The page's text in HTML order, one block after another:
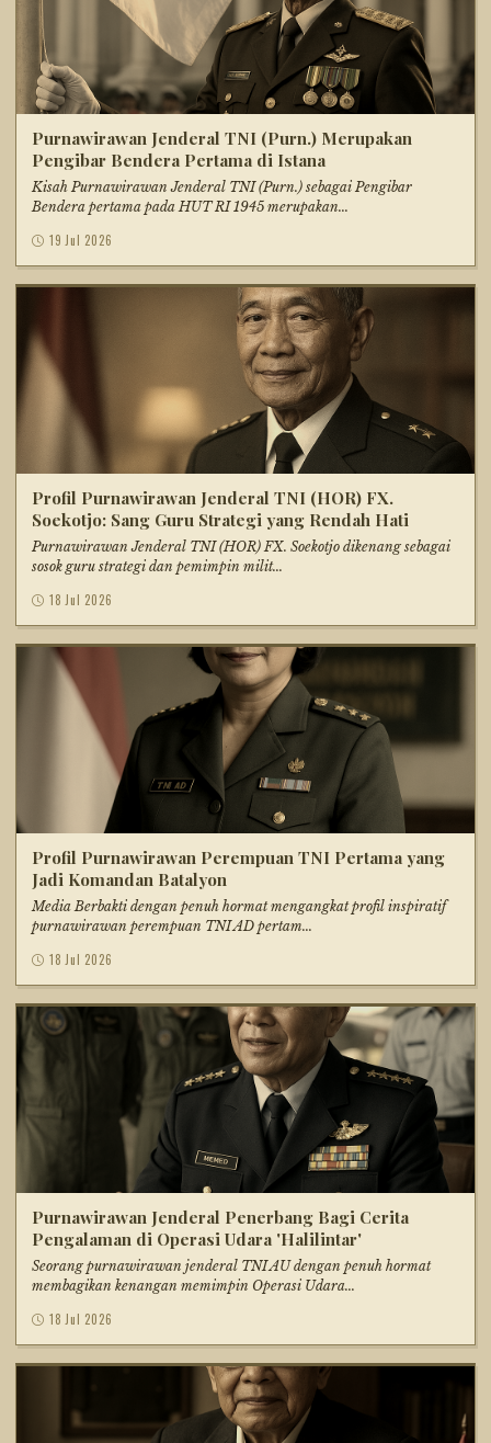
Purnawirawan Jenderal TNI (Purn.) Merupakan
Pengibar Bendera Pertama di Istana
Kisah Purnawirawan Jenderal TNI (Purn.) sebagai Pengibar
Bendera pertama pada HUT RI 1945 merupakan...
19 Jul 2026
Profil Purnawirawan Jenderal TNI (HOR) FX.
Soekotjo: Sang Guru Strategi yang Rendah Hati
Purnawirawan Jenderal TNI (HOR) FX. Soekotjo dikenang sebagai
sosok guru strategi dan pemimpin milit...
18 Jul 2026
Profil Purnawirawan Perempuan TNI Pertama yang
Jadi Komandan Batalyon
Media Berbakti dengan penuh hormat mengangkat profil inspiratif
purnawirawan perempuan TNI AD pertam...
18 Jul 2026
Purnawirawan Jenderal Penerbang Bagi Cerita
Pengalaman di Operasi Udara 'Halilintar'
Seorang purnawirawan jenderal TNI AU dengan penuh hormat
membagikan kenangan memimpin Operasi Udara...
18 Jul 2026